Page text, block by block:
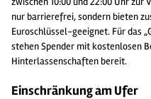
nur barrierefrei, sondern bieten
Euroschlüssel-geeignet. Für das
stehen Spender mit kostenlosen
Hinterlassenschaften bereit.
Einschränkung am Ufer